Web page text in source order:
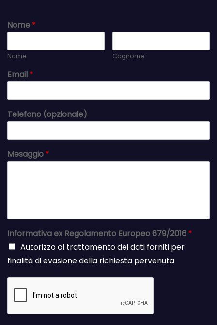
Nome *
Nome Cognome
Email *
Telefono (opzionale)
Mesaggio *
Informativa ex Regolamento Europeo 679/2016 *
Autorizzo al trattamento dei dati forniti per
finalità di evasione della richiesta pervenuta